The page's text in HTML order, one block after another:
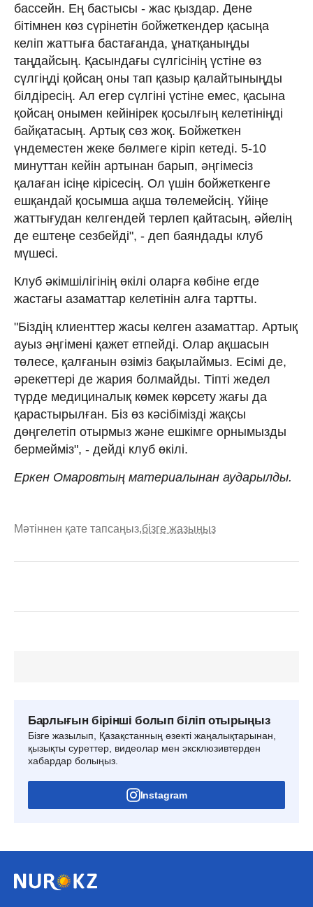
бассейн. Ең бастысы - жас қыздар. Дене
бітімнен көз сүрінетін бойжеткендер қасыңа
келіп жаттыға бастағанда, ұнатқаныңды
таңдайсың. Қасындағы сүлгісінің үстіне өз
сүлгіңді қойсаң оны тап қазыр қалайтыныңды
білдіресің. Ал егер сүлгіні үстіне емес, қасына
қойсаң онымен кейінірек қосылғың келетініңді
байқатасың. Артық сөз жоқ. Бойжеткен
үндеместен жеке бөлмеге кіріп кетеді. 5-10
минуттан кейін артынан барып, әңгімесіз
қалаған ісіңе кірісесің. Ол үшін бойжеткенге
ешқандай қосымша ақша төлемейсің. Үйіңе
жаттығудан келгендей терлеп қайтасың, әйелің
де ештеңе сезбейді", - деп баяндады клуб
мүшесі.
Клуб әкімшілігінің өкілі оларға көбіне егде
жастағы азаматтар келетінін алға тартты.
"Біздің клиенттер жасы келген азаматтар. Артық
ауыз әңгімені қажет етпейді. Олар ақшасын
төлесе, қалғанын өзіміз бақылаймыз. Есімі де,
әрекеттері де жария болмайды. Тіпті жедел
түрде медициналық көмек көрсету жағы да
қарастырылған. Біз өз кәсібімізді жақсы
дөңгелетіп отырмыз және ешкімге орнымызды
бермейміз", - дейді клуб өкілі.
Еркен Омаровтың материалынан аударылды.
Мәтіннен қате тапсаңыз,бізге жазыңыз
Барлығын бірінші болып біліп отырыңыз
Бізге жазылып, Қазақстанның өзекті жаңалықтарынан,
қызықты суреттер, видеолар мен эксклюзивтерден
хабардар болыңыз.
Instagram